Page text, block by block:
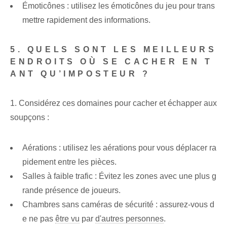
Émoticônes : utilisez les émoticônes du jeu pour trans
mettre rapidement des informations.
5. QUELS SONT LES MEILLEURS
ENDROITS OÙ SE CACHER EN T
ANT QU’IMPOSTEUR ?
1. Considérez ces domaines pour cacher et échapper aux
soupçons :
Aérations : utilisez les aérations pour vous déplacer ra
pidement entre les pièces.
Salles à faible trafic : Évitez les zones avec une plus g
rande présence de joueurs.
Chambres sans caméras de sécurité : assurez-vous d
e ne pas être vu par d'autres personnes.